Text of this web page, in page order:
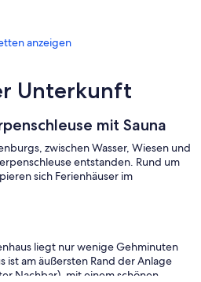
anzeigen
Unterkunft
mit Sauna
zwischen Wasser, Wiesen und
entstanden. Rund um
sich Ferienhäuser im
liegt nur wenige Gehminuten
ist am äußersten Rand der Anlage
Nachbar), mit einem schönen